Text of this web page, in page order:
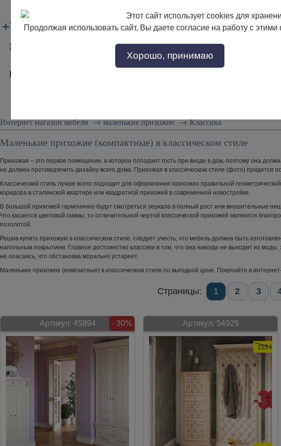
+7 (495)133-17-89
8 (800) 302-17-89
с 9:00 до 18:00
Заказать звонок
Производители
Интернет магазин мебели→ маленькие прихожие→ Классика
Маленькие прихожие (компактные) в классическом стиле
Прихожая – это первое помещение, в которое попадает гость при входе в дом, поэтому она
не должен противоречить дизайну всего дома. Прихожая в классическом стиле (фото) придется
Классический стиль лучше всего подходит для оформления прихожих правильной
коридора в сталинской квартире или квадратной прихожей в современной новостройке.
В большой прихожей гармонично будут смотреться зеркала в полный рост или внушительные
Что касается цветовой гаммы, то отличительной чертой классической прихожей являются
позолотой.
Решив купить прихожую в классическом стиле, следует учесть, что мебель должна быть
напольным покрытием. Главное достоинство классики в том, что она никогда не выходит из
не опасаясь, что обстановка морально устареет.
Маленькие прихожие (компактные) в классическом стиле по выгодной цене. Покупайте в
Страницы: 1 2 3
Артикул: 45894 - 30% Артикул: 54929
Этот сайт использует cookies для
Продолжая использовать сайт, Вы даете согласие на работу с
Хорошо, принимаю